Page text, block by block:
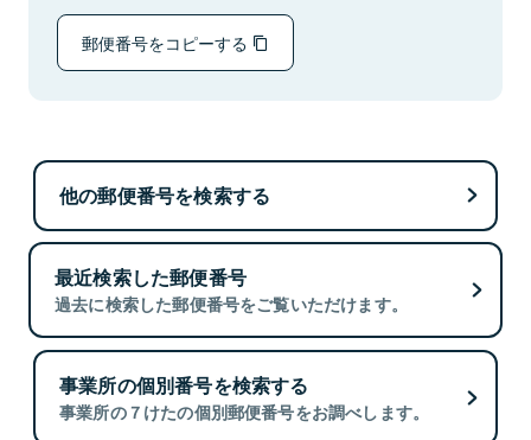
郵便番号をコピーする
他の郵便番号を検索する
最近検索した郵便番号
過去に検索した郵便番号をご覧いただけます。
事業所の個別番号を検索する
事業所の７けたの個別郵便番号をお調べします。